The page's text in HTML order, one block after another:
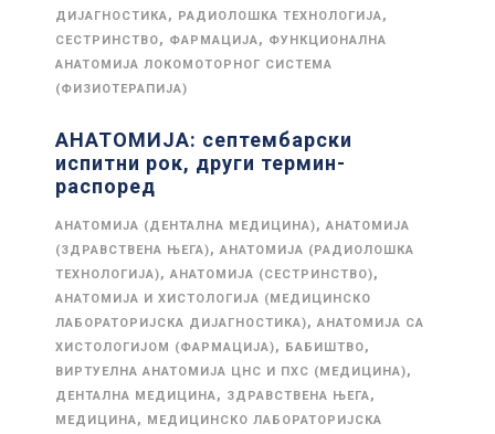
ДИЈАГНОСТИКА, РАДИОЛОШКА ТЕХНОЛОГИЈА,
СЕСТРИНСТВО, ФАРМАЦИЈА, ФУНКЦИОНАЛНА
АНАТОМИЈА ЛОКОМОТОРНОГ СИСТЕМА
(ФИЗИОТЕРАПИЈА)
АНАТОМИЈА: септембарски
испитни рок, други термин-
распоред
АНАТОМИЈА (ДЕНТАЛНА МЕДИЦИНА), АНАТОМИЈА
(ЗДРАВСТВЕНА ЊЕГА), АНАТОМИЈА (РАДИОЛОШКА
ТЕХНОЛОГИЈА), АНАТОМИЈА (СЕСТРИНСТВО),
АНАТОМИЈА И ХИСТОЛОГИЈА (МЕДИЦИНСКО
ЛАБОРАТОРИЈСКА ДИЈАГНОСТИКА), АНАТОМИЈА СА
ХИСТОЛОГИЈОМ (ФАРМАЦИЈА), БАБИШТВО,
ВИРТУЕЛНА АНАТОМИЈА ЦНС И ПХС (МЕДИЦИНА),
ДЕНТАЛНА МЕДИЦИНА, ЗДРАВСТВЕНА ЊЕГА,
МЕДИЦИНА, МЕДИЦИНСКО ЛАБОРАТОРИЈСКА